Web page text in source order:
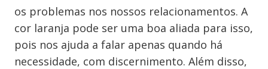
os problemas nos nossos relacionamentos. A
cor laranja pode ser uma boa aliada para isso,
pois nos ajuda a falar apenas quando há
necessidade, com discernimento. Além disso,